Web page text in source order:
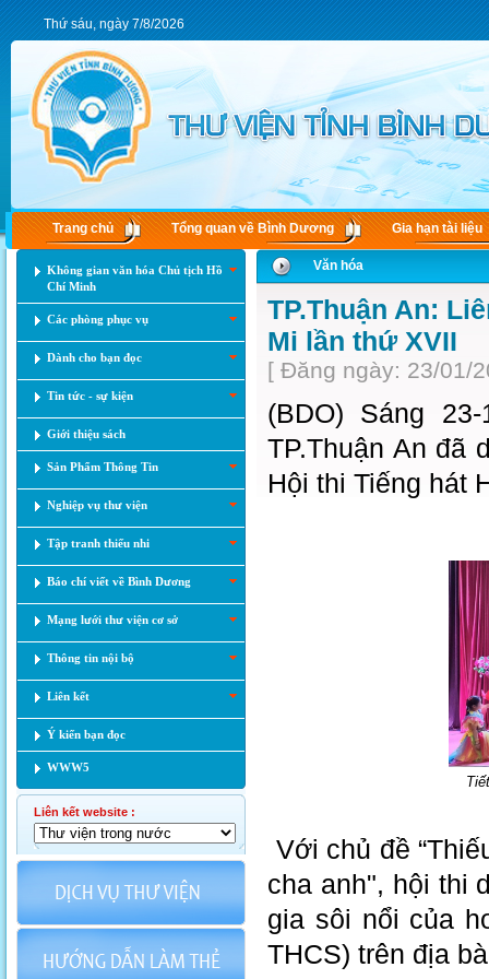
Thứ sáu, ngày 7/8/2026
Trang chủ Tổng quan về Bình Dương Gia hạn tài liệu
Không gian văn hóa Chủ tịch Hồ
Chí Minh
Các phòng phục vụ
Dành cho bạn đọc
Tin tức - sự kiện
Giới thiệu sách
Sản Phẩm Thông Tin
Nghiệp vụ thư viện
Tập tranh thiếu nhi
Báo chí viết về Bình Dương
Mạng lưới thư viện cơ sở
Thông tin nội bộ
Liên kết
Ý kiến bạn đọc
WWW5
Liên kết website :
Văn hóa
TP.Thuận An:
Mi lần thứ XVII
[ Đăng ngày: 23/01/
(BDO) Sáng
TP.Thuận An đã
Hội thi Tiếng hát
Với chủ đề
cha anh", hội thi
gia sôi nổi của
THCS) trên địa